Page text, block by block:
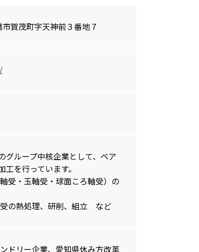
賀茂町字天神前３番地７
グループ中核企業として、ベア
を行っています。
受・玉軸受・球面ころ軸受）の
の熱処理、研削、組立 など
ドリー企業、愛知県休み方改革